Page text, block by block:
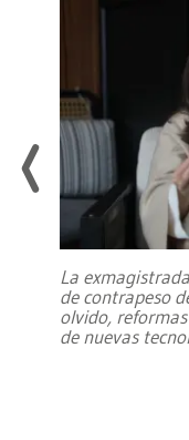
La
de contrapeso
olvido,
de nuevas